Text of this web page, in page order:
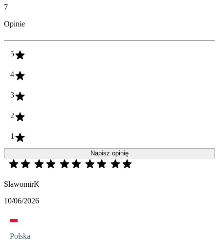
7
Opinie
5
4
3
2
1
Napisz opinię
SławomirK
10/06/2026
Polska